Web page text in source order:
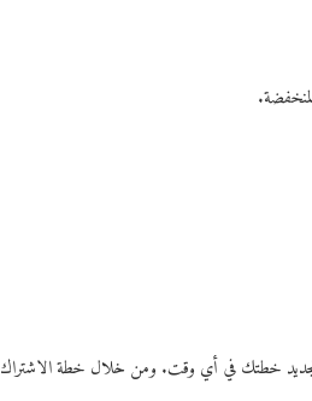
تجديد خطتك في أي وقت. ومن خلال خطة الاشتراك